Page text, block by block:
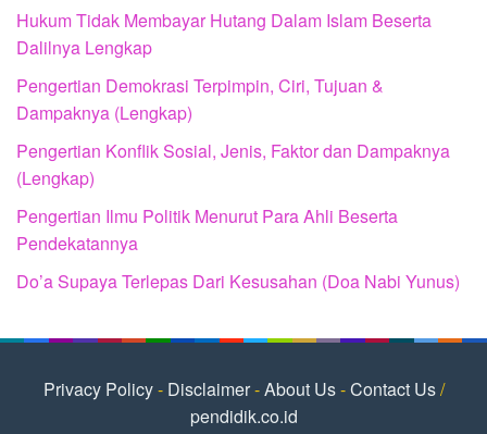
Hukum Tidak Membayar Hutang Dalam Islam Beserta
Dalilnya Lengkap
Pengertian Demokrasi Terpimpin, Ciri, Tujuan &
Dampaknya (Lengkap)
Pengertian Konflik Sosial, Jenis, Faktor dan Dampaknya
(Lengkap)
Pengertian Ilmu Politik Menurut Para Ahli Beserta
Pendekatannya
Do’a Supaya Terlepas Dari Kesusahan (Doa Nabi Yunus)
Privacy Policy- Disclaimer-About Us-Contact Us/
pendidik.co.id